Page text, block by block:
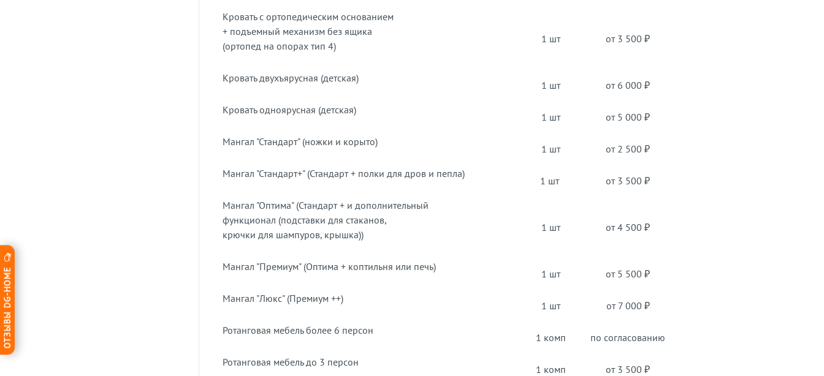
ОТЗЫВЫ DG-HOME
Кровать с ортопедическим основанием
+ подъемный механизм без ящика
(ортопед на опорах тип 4)
1 шт от 3 500 ₽
Кровать двухъярусная (детская)
1 шт
от 6 000 ₽
Кровать одноярусная (детская)
1 шт
от 5 000 ₽
Мангал "Стандарт" (ножки и корыто)
1 шт
от 2 500 ₽
Мангал "Стандарт+" (Стандарт + полки для дров и пепла)
1 шт
от 3 500 ₽
Мангал "Оптима" (Стандарт + и дополнительный
функционал (подставки для стаканов,
крючки для шампуров, крышка))
1 шт от 4 500 ₽
Мангал "Премиум" (Оптима + коптильня или печь)
1 шт
от 5 500 ₽
Мангал "Люкс" (Премиум ++)
1 шт
от 7 000 ₽
Ротанговая мебель более 6 персон
1 комп
по согласованию
Ротанговая мебель до 3 персон
1 комп
от 3 500 ₽